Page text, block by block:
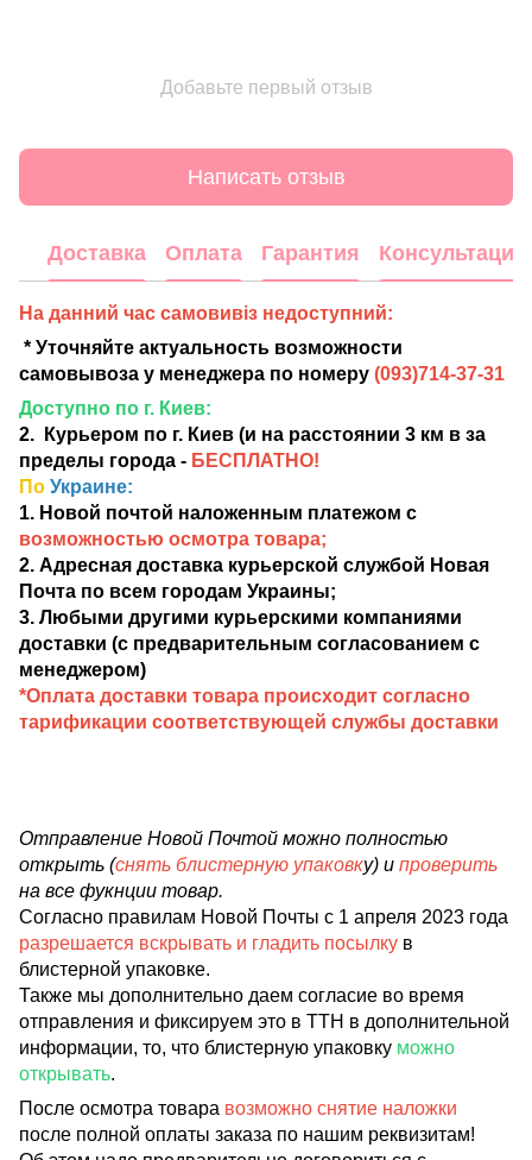
Добавьте первый отзыв
Написать отзыв
Доставка Оплата Гарантия Консультация
На данний час самовивіз недоступний:
* Уточняйте актуальность возможности
самовывоза у менеджера по номеру (093)714-37-31
Доступно по г. Киев:
2. Курьером по г. Киев (и на расстоянии 3 км в за
пределы города - БЕСПЛАТНО!
По Украине:
1. Новой почтой наложенным платежом с
возможностью осмотра товара;
2. Адресная доставка курьерской службой Новая
Почта по всем городам Украины;
3. Любыми другими курьерскими компаниями
доставки (с предварительным согласованием с
менеджером)
*Оплата доставки товара происходит согласно
тарификации соответствующей службы доставки
Отправление Новой Почтой можно полностью
открыть (снять блистерную упаковку) и проверить
на все фукнции товар.
Согласно правилам Новой Почты с 1 апреля 2023 года
разрешается вскрывать и гладить посылку в
блистерной упаковке.
Также мы дополнительно даем согласие во время
отправления и фиксируем это в ТТН в дополнительной
информации, то, что блистерную упаковку можно
открывать.
После осмотра товара возможно снятие наложки
после полной оплаты заказа по нашим реквизитам!